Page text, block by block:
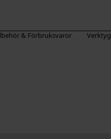
& Förbruksvaror Verktyg